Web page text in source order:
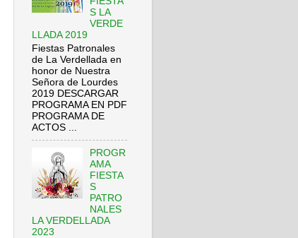
S LA
VERDE
LLADA 2019
Fiestas Patronales
de La Verdellada en
honor de Nuestra
Señora de Lourdes
2019 DESCARGAR
PROGRAMA EN PDF
PROGRAMA DE
ACTOS ...
PROGR
AMA
FIESTA
S
PATRO
NALES
LA VERDELLADA
2023